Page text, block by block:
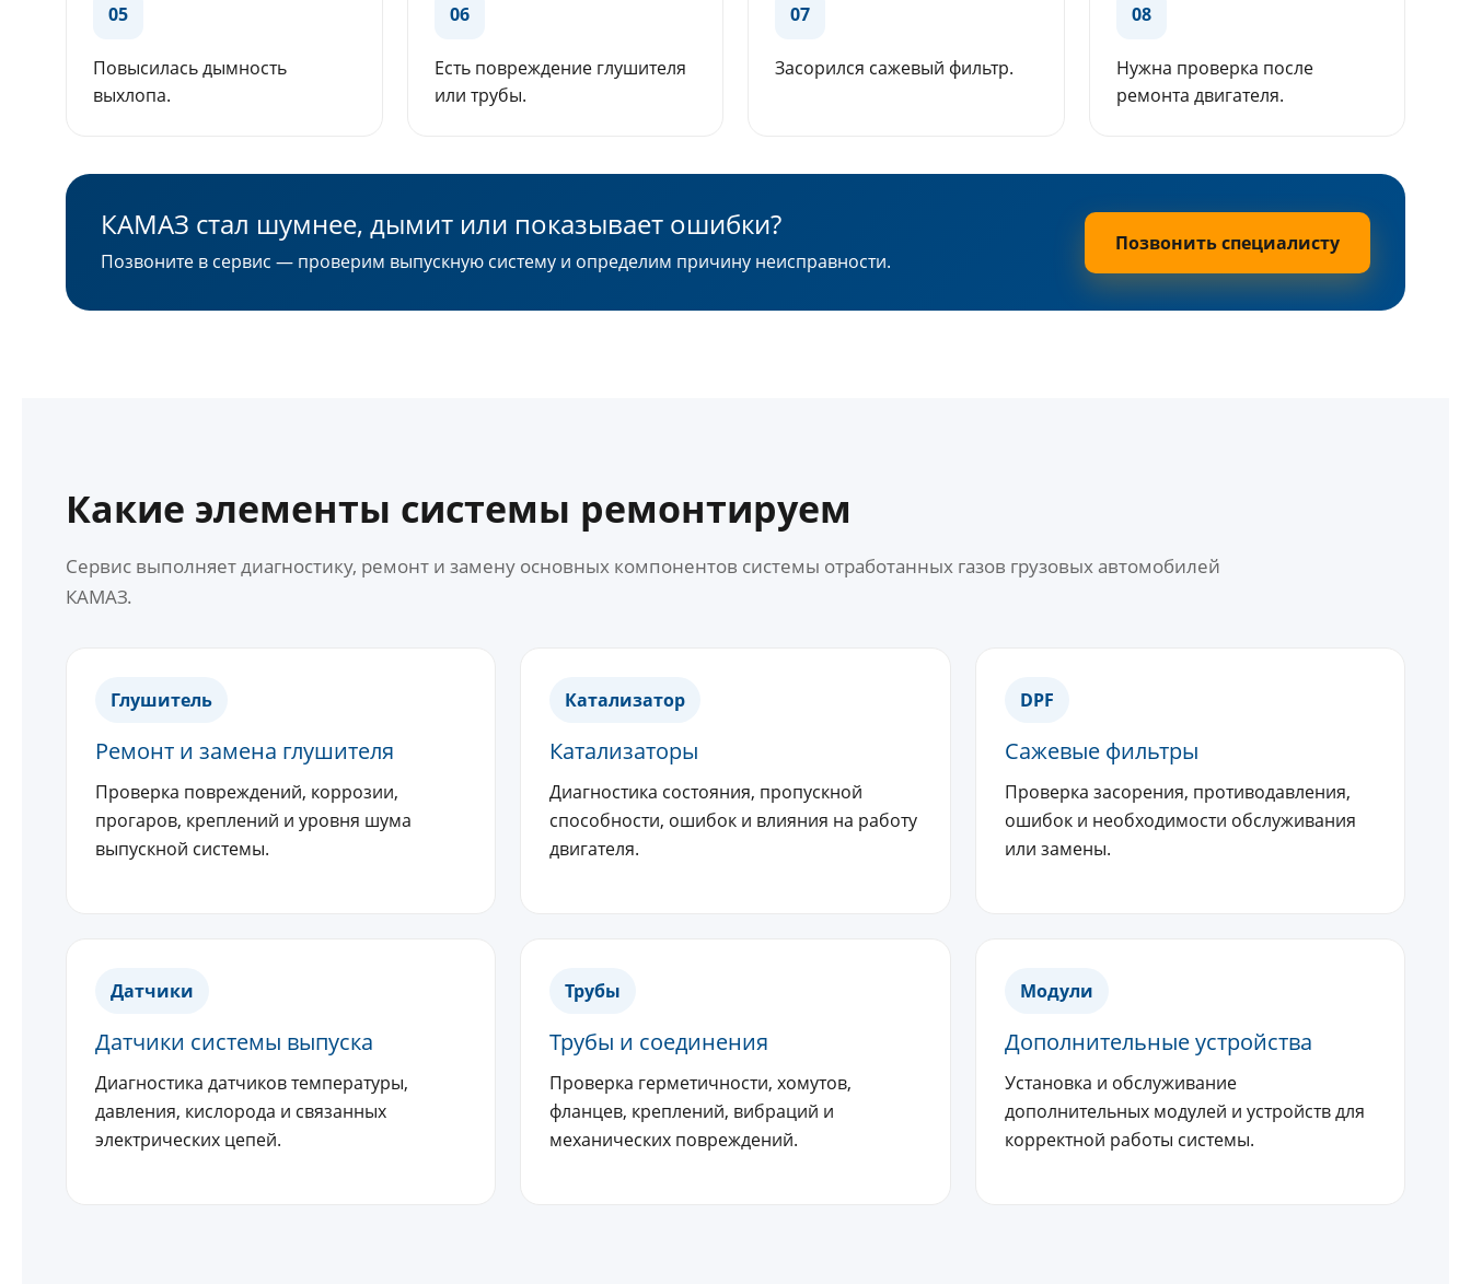
05
Повысилась дымность
выхлопа.
06
Есть повреждение глушителя
или трубы.
07
Засорился сажевый фильтр.
08
Нужна проверка после
ремонта двигателя.
КАМАЗ стал шумнее, дымит или показывает ошибки?
Позвоните в сервис — проверим выпускную систему и определим причину неисправности.
Позвонить специалисту
Какие элементы системы ремонтируем
Сервис выполняет диагностику, ремонт и замену основных компонентов системы отработанных газов грузовых автомобилей
КАМАЗ.
Глушитель
Ремонт и замена глушителя
Проверка повреждений, коррозии,
прогаров, креплений и уровня шума
выпускной системы.
Катализатор
Катализаторы
Диагностика состояния, пропускной
способности, ошибок и влияния на работу
двигателя.
DPF
Сажевые фильтры
Проверка засорения, противодавления,
ошибок и необходимости обслуживания
или замены.
Датчики
Датчики системы выпуска
Диагностика датчиков температуры,
давления, кислорода и связанных
электрических цепей.
Трубы
Трубы и соединения
Проверка герметичности, хомутов,
фланцев, креплений, вибраций и
механических повреждений.
Модули
Дополнительные устройства
Установка и обслуживание
дополнительных модулей и устройств для
корректной работы системы.